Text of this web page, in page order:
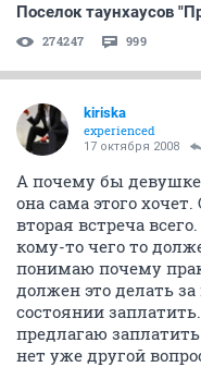
Поселок таунхаусов
274247 999
kiriska
experienced
17 октября 2008
А почему бы девушке
она сама этого
вторая встреча
кому-то чего то
понимаю почему
должен это делать
состоянии
предлагаю
нет уже другой